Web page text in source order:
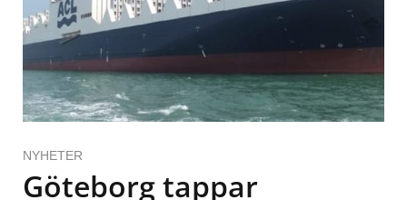
NYHETER
Göteborg tappar